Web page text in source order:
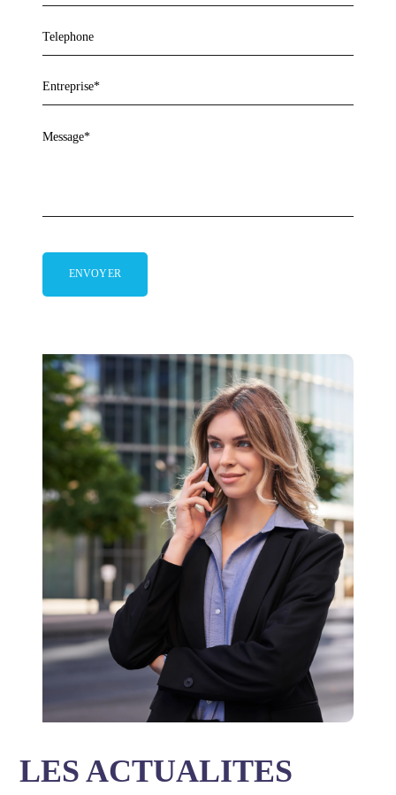
LES ACTUALITES